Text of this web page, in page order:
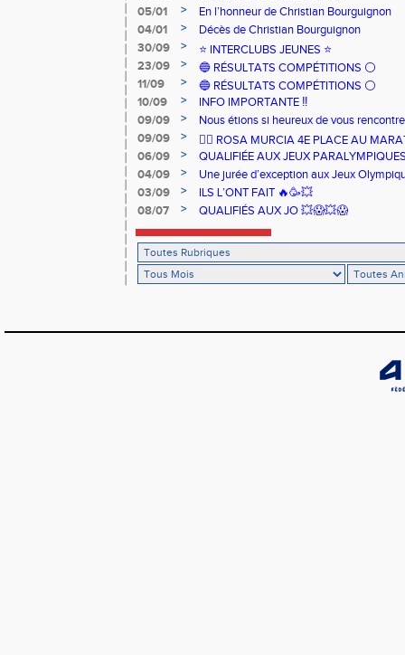
05/01
>
En l’honneur de Christian Bourguignon
04/01
>
Décès de Christian Bourguignon
30/09
>
⭐️ INTERCLUBS JEUNES ⭐️
23/09
>
🔵 RÉSULTATS COMPÉTITIONS ⚪️
11/09
>
🔵 RÉSULTATS COMPÉTITIONS ⚪️
10/09
>
INFO IMPORTANTE ‼️
09/09
>
Nous étions si heureux de vous
09/09
>
🏃‍♀️ ROSA MURCIA 4E PLACE AU
06/09
>
QUALIFIÉE AUX JEUX
04/09
>
Une jurée d’exception aux Jeux
03/09
>
ILS L’ONT FAIT 🔥🥳💥
08/07
> QUALIFIÉS AUX JO 💥😱💥😱